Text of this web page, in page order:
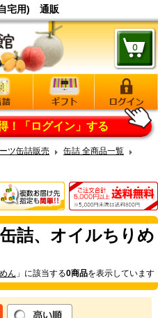
宅用) 通販
！ 「ログイン」する
ツ缶詰販売
缶詰 全商品一覧
詰、オイルちりめ
ん 」に該当する0商品を表示しています